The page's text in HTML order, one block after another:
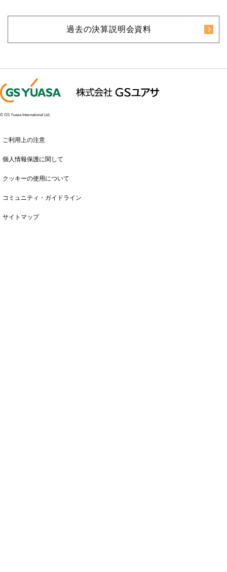
過去の決算説明会資料
© GS Yuasa International Ltd.
ご利用上の注意
個人情報保護に関して
クッキーの使用について
コミュニティ・ガイドライン
サイトマップ